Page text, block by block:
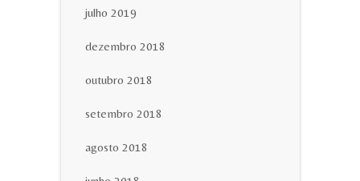
julho 2019
dezembro 2018
outubro 2018
setembro 2018
agosto 2018